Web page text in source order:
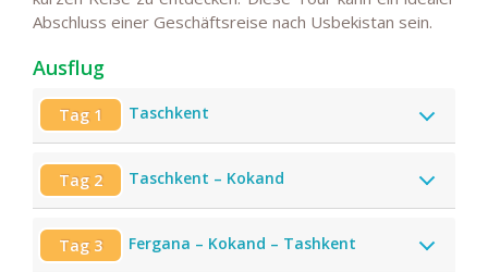
Abschluss einer Geschäftsreise nach Usbekistan sein.
Ausflug
Tag 1 Taschkent
Tag 2 Taschkent – Kokand
Tag 3 Fergana – Kokand – Tashkent